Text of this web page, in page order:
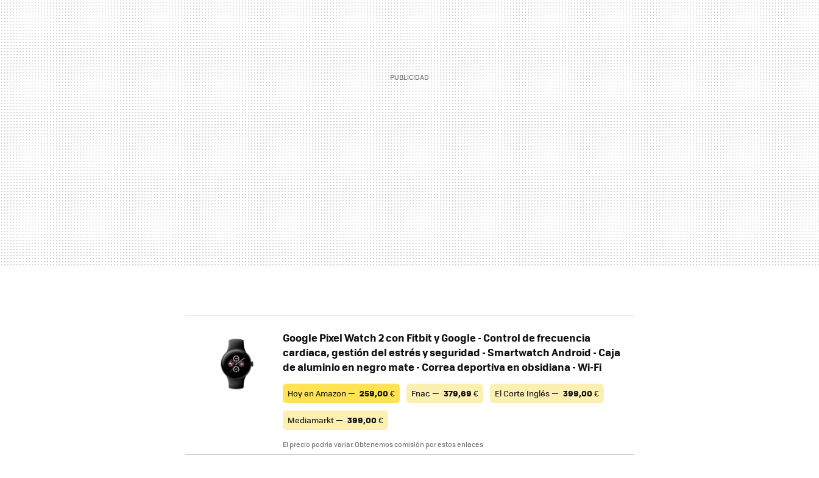
Google Pixel Watch 2 con Fitbit y Google - Control de frecuencia
cardiaca, gestión del estrés y seguridad - Smartwatch Android - Caja
de aluminio en negro mate - Correa deportiva en obsidiana - Wi-Fi
Hoy en Amazon — 259,00€ Fnac — 379,69 € El Corte Inglés — 399,00€
Mediamarkt — 399,00€
El precio podría variar. Obtenemos comisión por estos enlaces